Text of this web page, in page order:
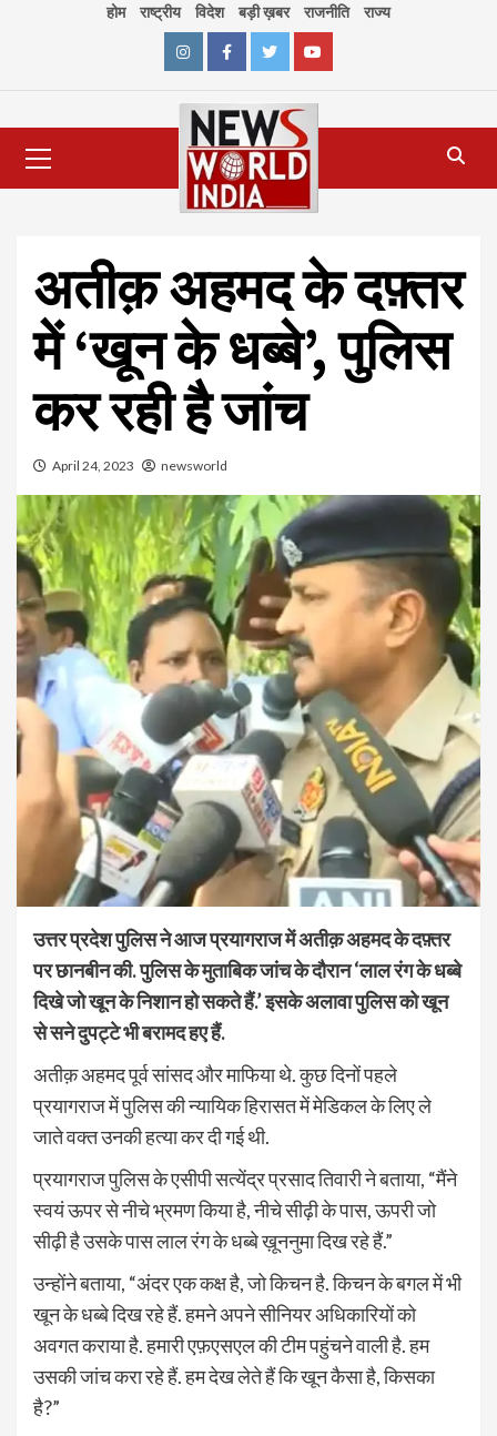
होम राष्ट्रीय विदेश बड़ी ख़बर राजनीति राज्य
InstagramFacebookTwitterYoutube
Menu
अतीक़ अहमद के दफ़्तर
में ‘खून के धब्बे’, पुलिस
कर रही है जांच
April 24, 2023 newsworld
उत्तर प्रदेश पुलिस ने आज प्रयागराज में अतीक़ अहमद के दफ़्तर
पर छानबीन की. पुलिस के मुताबिक जांच के दौरान ‘लाल रंग के धब्बे
दिखे जो खून के निशान हो सकते हैं.’ इसके अलावा पुलिस को खून
से सने दुपट्टे भी बरामद हए हैं.
अतीक़ अहमद पूर्व सांसद और माफिया थे. कुछ दिनों पहले
प्रयागराज में पुलिस की न्यायिक हिरासत में मेडिकल के लिए ले
जाते वक्त उनकी हत्या कर दी गई थी.
प्रयागराज पुलिस के एसीपी सत्येंद्र प्रसाद तिवारी ने बताया, “मैंने
स्वयं ऊपर से नीचे भ्रमण किया है, नीचे सीढ़ी के पास, ऊपरी जो
सीढ़ी है उसके पास लाल रंग के धब्बे ख़ूननुमा दिख रहे हैं.”
उन्होंने बताया, “अंदर एक कक्ष है, जो किचन है. किचन के बगल में भी
खून के धब्बे दिख रहे हैं. हमने अपने सीनियर अधिकारियों को
अवगत कराया है. हमारी एफ़एसएल की टीम पहुंचने वाली है. हम
उसकी जांच करा रहे हैं. हम देख लेते हैं कि खून कैसा है, किसका
है?”